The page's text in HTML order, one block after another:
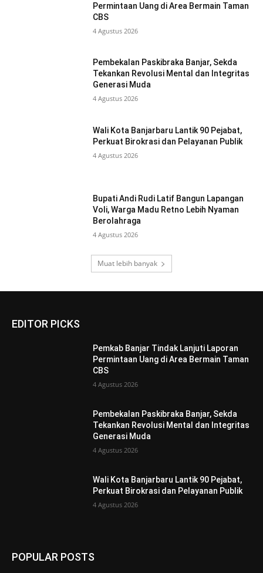
Permintaan Uang di Area Bermain Taman
CBS
4 Agustus 2026
Pembekalan Paskibraka Banjar, Sekda
Tekankan Revolusi Mental dan Integritas
Generasi Muda
4 Agustus 2026
Wali Kota Banjarbaru Lantik 90 Pejabat,
Perkuat Birokrasi dan Pelayanan Publik
4 Agustus 2026
Bupati Andi Rudi Latif Bangun Lapangan
Voli, Warga Madu Retno Lebih Nyaman
Berolahraga
4 Agustus 2026
Muat lebih banyak
EDITOR PICKS
Pemkab Banjar Tindak Lanjuti Laporan
Permintaan Uang di Area Bermain Taman
CBS
4 Agustus 2026
Pembekalan Paskibraka Banjar, Sekda
Tekankan Revolusi Mental dan Integritas
Generasi Muda
4 Agustus 2026
Wali Kota Banjarbaru Lantik 90 Pejabat,
Perkuat Birokrasi dan Pelayanan Publik
4 Agustus 2026
POPULAR POSTS